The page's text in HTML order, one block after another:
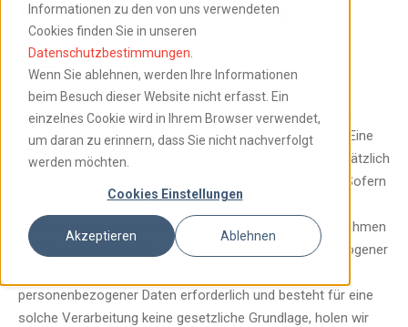
Informationen zu den von uns verwendeten
Cookies finden Sie in unseren
Datenschutzbestimmungen
Wenn Sie ablehnen, werden Ihre Informationen
beim Besuch dieser Website nicht erfasst. Ein
einzelnes Cookie wird in Ihrem Browser verwendet,
um daran zu erinnern, dass Sie nicht nachverfolgt
werden möchten.
Cookies Einstellungen
Akzeptieren Ablehnen
Datenschutzerklärung
Datenschutzerklärung
Wir freuen uns sehr über Ihr Interesse an unserem
Unternehmen. Datenschutz hat einen besonders hohen
Stellenwert für die Geschäftsleitung der NextLytics AG. Eine
Nutzung der Internetseiten der NextLytics AG ist grundsätzlich
ohne jede Angabe personenbezogener Daten möglich. Sofern
eine betroffene Person besondere Services unseres
Unternehmens über unsere Internetseite in Anspruch nehmen
möchte, könnte jedoch eine Verarbeitung personenbezogener
personenbezogener Daten erforderlich und besteht für eine
solche Verarbeitung keine gesetzliche Grundlage, holen wir